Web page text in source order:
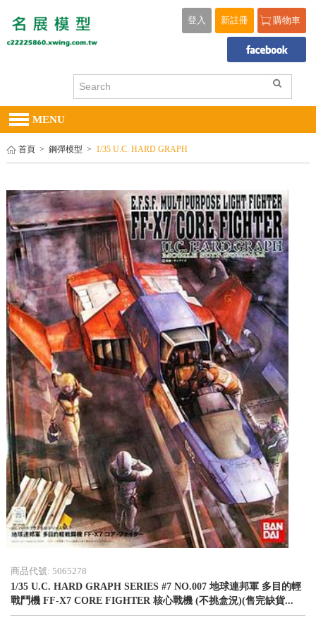
購物車
新註冊
登入
MENU
首頁 > 鋼彈模型 > 1/35 U.C. HARD GRAPH
商品代號: 5065278
1/35 U.C. HARD GRAPH SERIES #7 NO.007 地球連邦軍 多目的輕
戰鬥機 FF-X7 CORE FIGHTER 核心戰機 (不挑盒況)(售完缺貨...